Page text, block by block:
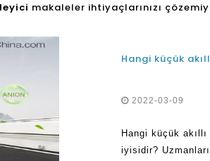
makaleler ihtiyaçlarınızı
2022-03-09
Hangi küçük
iyisidir?